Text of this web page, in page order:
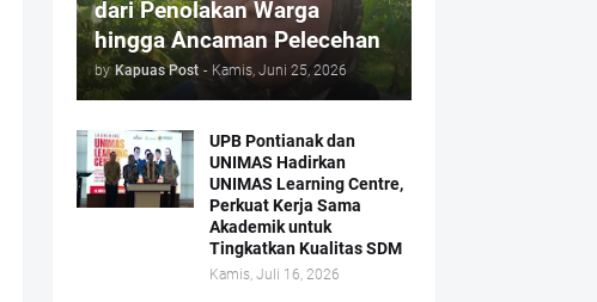
dari Penolakan Warga
hingga Ancaman Pelecehan
by Kapuas Post - Kamis, Juni 25, 2026
UPB Pontianak dan
UNIMAS Hadirkan
UNIMAS Learning Centre,
Perkuat Kerja Sama
Akademik untuk
Tingkatkan Kualitas SDM
Kamis, Juli 16, 2026